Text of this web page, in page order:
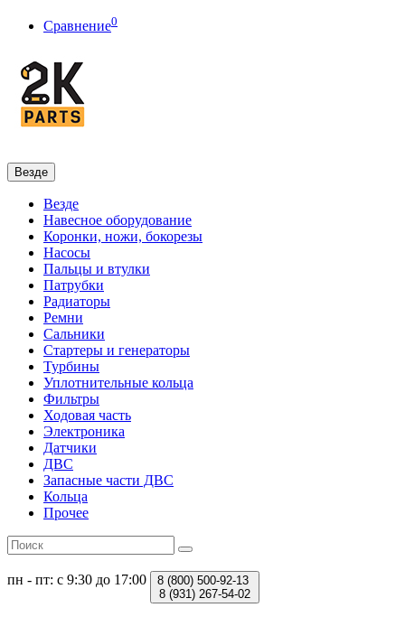
Сравнение0
Везде
Везде
Навесное оборудование
Коронки, ножи, бокорезы
Насосы
Пальцы и втулки
Патрубки
Радиаторы
Ремни
Сальники
Стартеры и генераторы
Турбины
Уплотнительные кольца
Фильтры
Ходовая часть
Электроника
Датчики
ДВС
Запасные части ДВС
Кольца
Прочее
пн - пт: с 9:30 до 17:00 8 (800) 500-92-13
8 (931) 267-54-02